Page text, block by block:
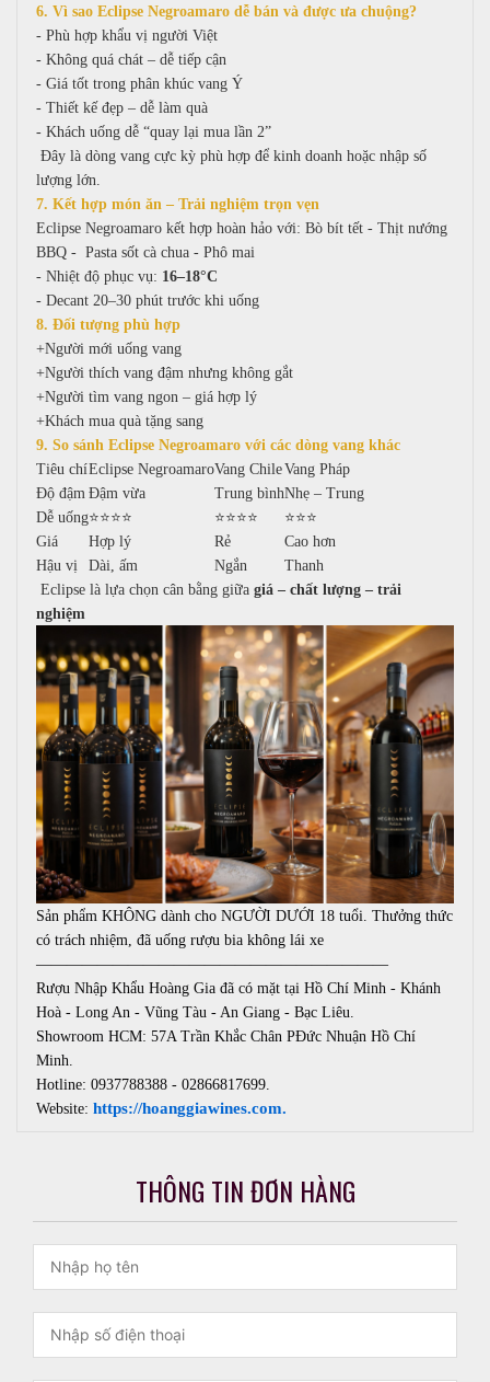
6. Vì sao Eclipse Negroamaro dễ bán và được ưa chuộng?
- Phù hợp khẩu vị người Việt
- Không quá chát – dễ tiếp cận
- Giá tốt trong phân khúc vang Ý
- Thiết kế đẹp – dễ làm quà
- Khách uống dễ “quay lại mua lần 2”
Đây là dòng vang cực kỳ phù hợp để kinh doanh hoặc nhập số
lượng lớn.
7. Kết hợp món ăn – Trải nghiệm trọn vẹn
Eclipse Negroamaro kết hợp hoàn hảo với: Bò bít tết -Thịt nướng
BBQ - Pasta sốt cà chua - Phô mai
- Nhiệt độ phục vụ: 16–18°C
- Decant 20–30 phút trước khi uống
8. Đối tượng phù hợp
+Người mới uống vang
+Người thích vang đậm nhưng không gắt
+Người tìm vang ngon – giá hợp lý
+Khách mua quà tặng sang
9. So sánh Eclipse Negroamaro với các dòng vang khác
Tiêu chíEclipse NegroamaroVang ChileVang Pháp
Độ đậm Đậm vừa Trung bìnhNhẹ – Trung
Dễ uống⭐⭐⭐⭐ ⭐⭐⭐⭐
⭐⭐⭐
Giá
Hợp lý Rẻ
Cao hơn
Hậu vị
Dài, ấm Ngắn
Thanh
Eclipse là lựa chọn cân bằng giữagiá – chất lượng – trải
nghiệm
Sản phẩm KHÔNG dành cho NGƯỜI DƯỚI 18 tuổi. Thưởng thức
có trách nhiệm, đã uống rượu bia không lái xe
———————————————————————
Rượu Nhập Khẩu Hoàng Gia đã có mặt tại Hồ Chí Minh - Khánh
Hoà - Long An - Vũng Tàu - An Giang - Bạc Liêu.
ShowroomHCM: 57A Trần Khắc Chân PĐức Nhuận Hồ Chí
Minh.
Hotline: 0937788388 - 02866817699.
Website:https://hoanggiawines.com.
THÔNG TIN ĐƠN HÀNG